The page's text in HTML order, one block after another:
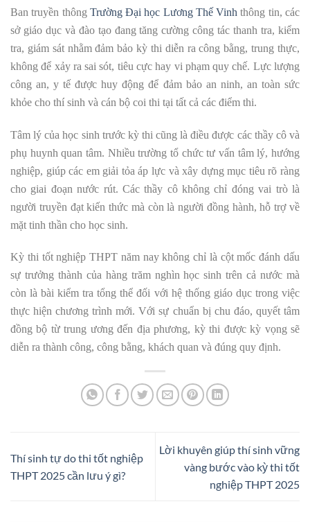
Ban truyền thông Trường Đại học Lương Thế Vinh thông tin, các
sở giáo dục và đào tạo đang tăng cường công tác thanh tra, kiểm
tra, giám sát nhằm đảm bảo kỳ thi diễn ra công bằng, trung thực,
không để xảy ra sai sót, tiêu cực hay vi phạm quy chế. Lực lượng
công an, y tế được huy động để đảm bảo an ninh, an toàn sức
khỏe cho thí sinh và cán bộ coi thi tại tất cả các điểm thi.
Tâm lý của học sinh trước kỳ thi cũng là điều được các thầy cô và
phụ huynh quan tâm. Nhiều trường tổ chức tư vấn tâm lý, hướng
nghiệp, giúp các em giải tỏa áp lực và xây dựng mục tiêu rõ ràng
cho giai đoạn nước rút. Các thầy cô không chỉ đóng vai trò là
người truyền đạt kiến thức mà còn là người đồng hành, hỗ trợ về
mặt tinh thần cho học sinh.
Kỳ thi tốt nghiệp THPT năm nay không chỉ là cột mốc đánh dấu
sự trưởng thành của hàng trăm nghìn học sinh trên cả nước mà
còn là bài kiểm tra tổng thể đối với hệ thống giáo dục trong việc
thực hiện chương trình mới. Với sự chuẩn bị chu đáo, quyết tâm
đồng bộ từ trung ương đến địa phương, kỳ thi được kỳ vọng sẽ
diễn ra thành công, công bằng, khách quan và đúng quy định.
Thí sinh tự do thi tốt nghiệp
THPT 2025 cần lưu ý gì?
Lời khuyên giúp thí sinh vững
vàng bước vào kỳ thi tốt
nghiệp THPT 2025